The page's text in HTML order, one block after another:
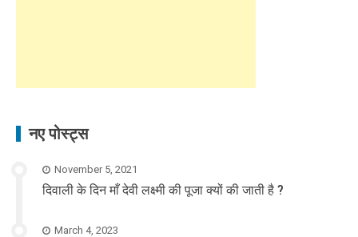
नए पोस्ट्स
November 5, 2021
दिवाली के दिन माँ देवी लक्ष्मी की पूजा क्यों की जाती है ?
March 4, 2023